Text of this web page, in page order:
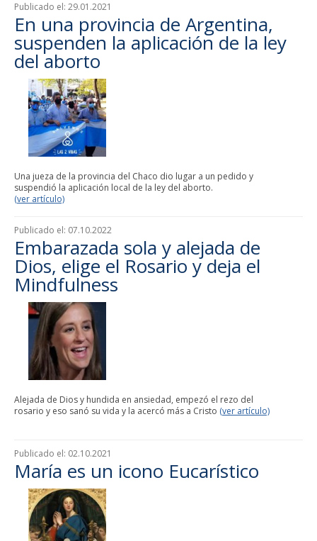
Publicado el: 29.01.2021
En una provincia de Argentina,
suspenden la aplicación de la ley
del aborto
Una jueza de la provincia del Chaco dio lugar a un pedido y
suspendió la aplicación local de la ley del aborto.
(ver artículo)
Publicado el: 07.10.2022
Embarazada sola y alejada de
Dios, elige el Rosario y deja el
Mindfulness
Alejada de Dios y hundida en ansiedad, empezó el rezo del
rosario y eso sanó su vida y la acercó más a Cristo (ver artículo)
Publicado el: 02.10.2021
María es un icono Eucarístico